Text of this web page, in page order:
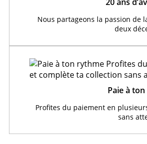
Nous partageons la passion de
deux
Paie à
Profites du paiement en
sans